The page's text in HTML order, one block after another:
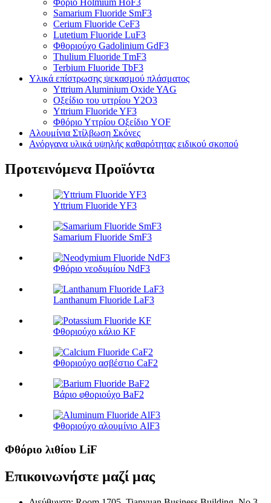
Samarium Fluoride SmF3
Cerium Fluoride CeF3
Lutetium Fluoride LuF3
Φθοριούχο Gadolinium GdF3
Thulium Fluoride TmF3
Terbium Fluoride TbF3
Υλικά επίστρωσης ψεκασμού πλάσματος
Yttrium Aluminium Oxide YAG
Οξείδιο του υττρίου Y2O3
Yttrium Fluoride YF3
Φθόριο Υττρίου Οξείδιο YOF
Αλουμίνια Στίλβωση Σκόνες
Ανόργανα υλικά υψηλής καθαρότητας ειδικού σκοπού
Προτεινόμενα Προϊόντα
Yttrium Fluoride YF3
Samarium Fluoride SmF3
Φθόριο νεοδυμίου NdF3
Lanthanum Fluoride LaF3
Φθοριούχο κάλιο KF
Φθοριούχο ασβέστιο CaF2
Βάριο φθοριούχο BaF2
Φθοριούχο αλουμίνιο AlF3
Φθόριο λιθίου LiF
Επικοινωνήστε μαζί μας